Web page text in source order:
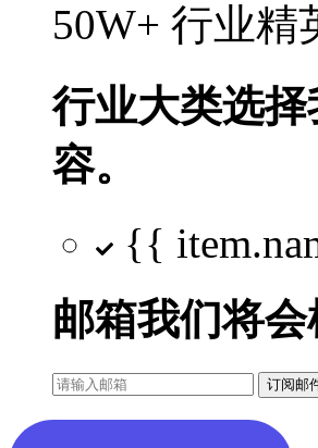
50W+ 行业精
行业大类选择
容。
{{
邮箱我们将
订阅邮